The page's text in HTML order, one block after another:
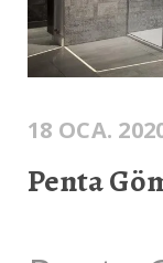
18 OCA.
Penta